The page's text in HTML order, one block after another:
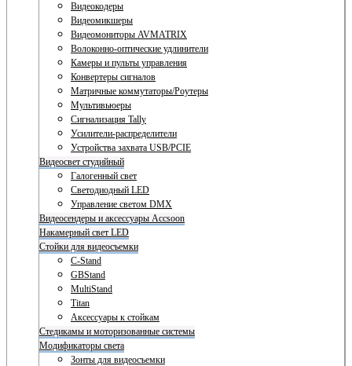
Видеокодеры
Видеомикшеры
Видеомониторы AVMATRIX
Волоконно-оптические удлинители
Камеры и пульты управления
Конвертеры сигналов
Матричные коммутаторы/Роутеры
Мультивьюеры
Сигнализация Tally
Усилители-распределители
Устройства захвата USB/PCIE
Видеосвет студийный
Галогенный свет
Светодиодный LED
Управление светом DMX
Видеосендеры и аксессуары Accsoon
Накамерный свет LED
Стойки для видеосъемки
C-Stand
GBStand
MultiStand
Titan
Аксессуары к стойкам
Стедикамы и моторизованные системы
Модификаторы света
Зонты для видеосъемки